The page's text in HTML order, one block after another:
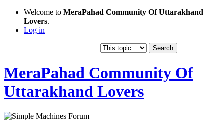
Welcome to MeraPahad Community Of Uttarakhand
Lovers.
Log in
MeraPahad Community Of
Uttarakhand Lovers